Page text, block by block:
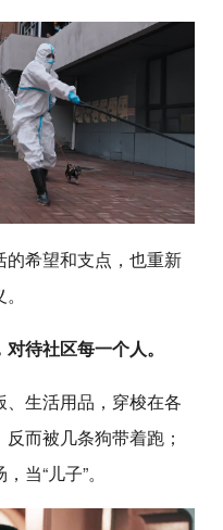
希望和支点，也重新
待社区每一个人。
生活用品，穿梭在各
而被几条狗带着跑；
当“儿子”。